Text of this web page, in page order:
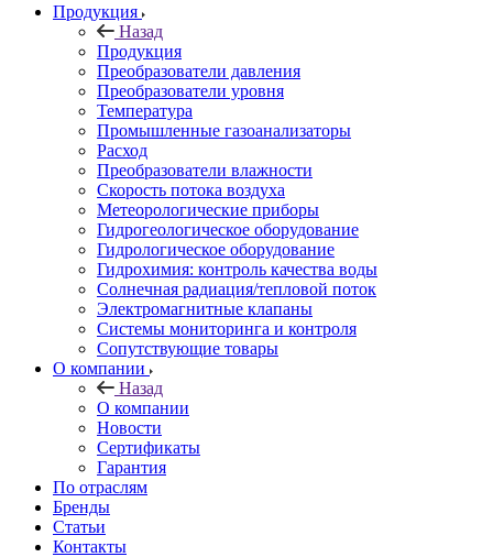
Продукция
Назад
Продукция
Преобразователи давления
Преобразователи уровня
Температура
Промышленные газоанализаторы
Расход
Преобразователи влажности
Скорость потока воздуха
Метеорологические приборы
Гидрогеологическое оборудование
Гидрологическое оборудование
Гидрохимия: контроль качества воды
Солнечная радиация/тепловой поток
Электромагнитные клапаны
Системы мониторинга и контроля
Сопутствующие товары
О компании
Назад
О компании
Новости
Сертификаты
Гарантия
По отраслям
Бренды
Статьи
Контакты